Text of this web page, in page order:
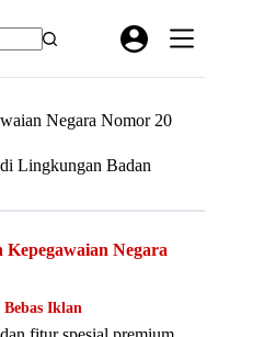
Negara Nomor 20
Lingkungan Badan
Negara
Iklan